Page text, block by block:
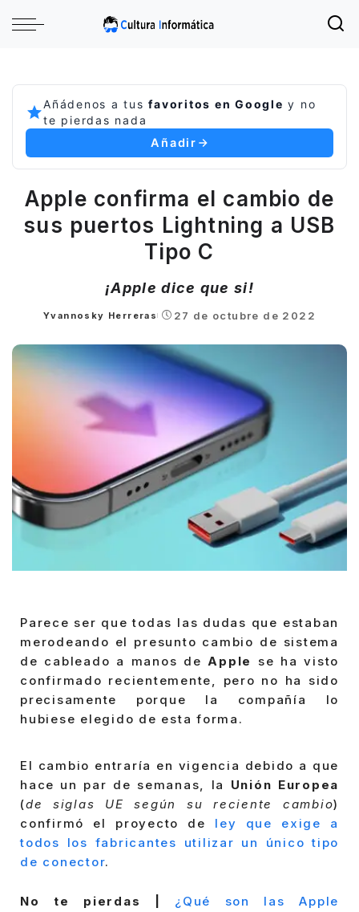
Añádenos a tusfavoritos en Google y no
te pierdas nada
Añadir
Apple confirma el cambio de
sus puertos Lightning a USB
Tipo C
¡Apple dice que si!
Posted
Yvannosky Herreras 27 de octubre de 2022
Parece ser que todas las dudas que estaban
merodeando el presunto cambio de sistema
de cableado a manos deApple
se ha visto
confirmado recientemente, pero no ha sido
precisamente porque la compañía lo
hubiese elegido de esta forma.
El cambio entraría en vigencia debido a que
hace un par de semanas, la Unión Europea
(de siglas UE según su reciente cambio)
confirmó el proyecto de ley que exige a
todos los fabricantes utilizar un único tipo
de conector.
No te pierdas | ¿Qué son las Apple